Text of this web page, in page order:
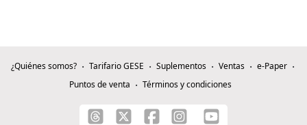
¿Quiénes somos? Tarifario GESE Suplementos Ventas
e-Paper
Puntos de venta
Términos y condiciones